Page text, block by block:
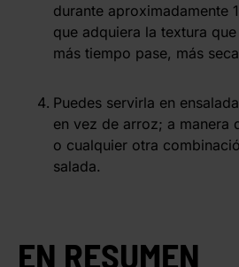
durante aproximadamente
que adquiera la textura
más tiempo pase, más
Puedes servirla en
en vez de arroz; a manera
o cualquier otra
salada.
EN RESUMEN